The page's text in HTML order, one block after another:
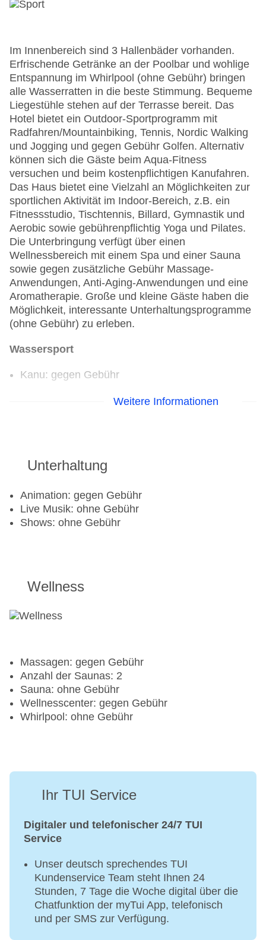
Im Innenbereich sind 3 Hallenbäder vorhanden.
Erfrischende Getränke an der Poolbar und wohlige
Entspannung im Whirlpool (ohne Gebühr) bringen
alle Wasserratten in die beste Stimmung. Bequeme
Liegestühle stehen auf der Terrasse bereit. Das
Hotel bietet ein Outdoor-Sportprogramm mit
Radfahren/Mountainbiking, Tennis, Nordic Walking
und Jogging und gegen Gebühr Golfen. Alternativ
können sich die Gäste beim Aqua-Fitness
versuchen und beim kostenpflichtigen Kanufahren.
Das Haus bietet eine Vielzahl an Möglichkeiten zur
sportlichen Aktivität im Indoor-Bereich, z.B. ein
Fitnessstudio, Tischtennis, Billard, Gymnastik und
Aerobic sowie gebührenpflichtig Yoga und Pilates.
Die Unterbringung verfügt über einen
Wellnessbereich mit einem Spa und einer Sauna
sowie gegen zusätzliche Gebühr Massage-
Anwendungen, Anti-Aging-Anwendungen und eine
Aromatherapie. Große und kleine Gäste haben die
Möglichkeit, interessante Unterhaltungsprogramme
(ohne Gebühr) zu erleben.
Wassersport
Kanu: gegen Gebühr
Fahrradverleih
Tennisplatz
Tennis Unterricht
Weitere Informationen
Unterhaltung
Animation: gegen Gebühr
Live Musik: ohne Gebühr
Shows: ohne Gebühr
Wellness
Massagen: gegen Gebühr
Anzahl der Saunas: 2
Sauna: ohne Gebühr
Wellnesscenter: gegen Gebühr
Whirlpool: ohne Gebühr
Ihr TUI Service
Digitaler und telefonischer 24/7 TUI
Service
Unser deutsch sprechendes TUI
Kundenservice Team steht Ihnen 24
Stunden, 7 Tage die Woche digital über die
Chatfunktion der myTui App, telefonisch
und per SMS zur Verfügung.